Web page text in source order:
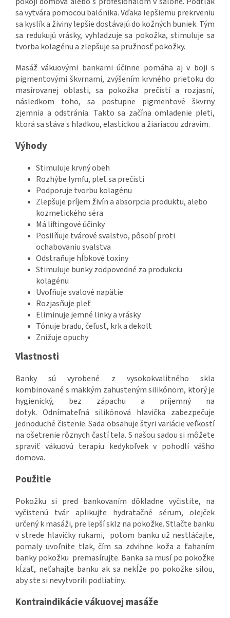
sa vytvára pomocou balónika. Vďaka lepšiemu prekrveniu
sa kyslík a živiny lepšie dostávajú do kožných buniek. Tým
sa redukujú vrásky, vyhladzuje sa pokožka, stimuluje sa
tvorba kolagénu a zlepšuje sa pružnosť pokožky.
Masáž vákuovými bankami účinne pomáha aj v boji s
pigmentovými škvrnami, zvýšením krvného prietoku do
masírovanej oblasti, sa pokožka prečistí a rozjasní,
následkom toho, sa postupne pigmentové škvrny
zjemnia a odstránia. Takto sa začína omladenie pleti,
ktorá sa stáva s hladkou, elastickou a žiariacou zdravím.
Výhody
Stimuluje krvný obeh
Rozhýbe lymfu, pleť sa prečistí
Podporuje tvorbu kolagénu
Zlepšuje príjem živín a absorpcia produktu, alebo
kozmetického séra
Má liftingové účinky
Posilňuje tvárové svalstvo, pôsobí proti
ochabovaniu svalstva
Odstraňuje hĺbkové toxíny
Stimuluje bunky zodpovedné za produkciu
kolagénu
Uvoľňuje svalové napätie
Rozjasňuje pleť
Eliminuje jemné linky a vrásky
Tónuje bradu, čeľusť, krk a dekolt
Znižuje opuchy
Vlastnosti
Banky sú vyrobené z vysokokvalitného skla
kombinované s mäkkým zahusteným silikónom, ktorý je
hygienický, bez zápachu a príjemný na
dotyk. Odnímateľná silikónová hlavička zabezpečuje
jednoduché čistenie. Sada obsahuje štyri variácie veľkostí
na ošetrenie rôznych častí tela. S našou sadou si môžete
spraviť vákuovú terapiu kedykoľvek v pohodlí vášho
domova.
Použitie
Pokožku si pred bankovaním dôkladne vyčistite, na
vyčistenú tvár aplikujte hydratačné sérum, olejček
určený k masáži, pre lepší sklz na pokožke. Stlačte banku
v strede hlavičky rukami, potom banku už nestláčajte,
pomaly uvoľnite tlak, čím sa zdvihne koža a ťahaním
banky pokožku premasírujte. Banka sa musí po pokožke
kĺzať, neťahajte banku ak sa nekĺže po pokožke silou,
aby ste si nevytvorili podliatiny.
Kontraindikácie vákuovej masáže